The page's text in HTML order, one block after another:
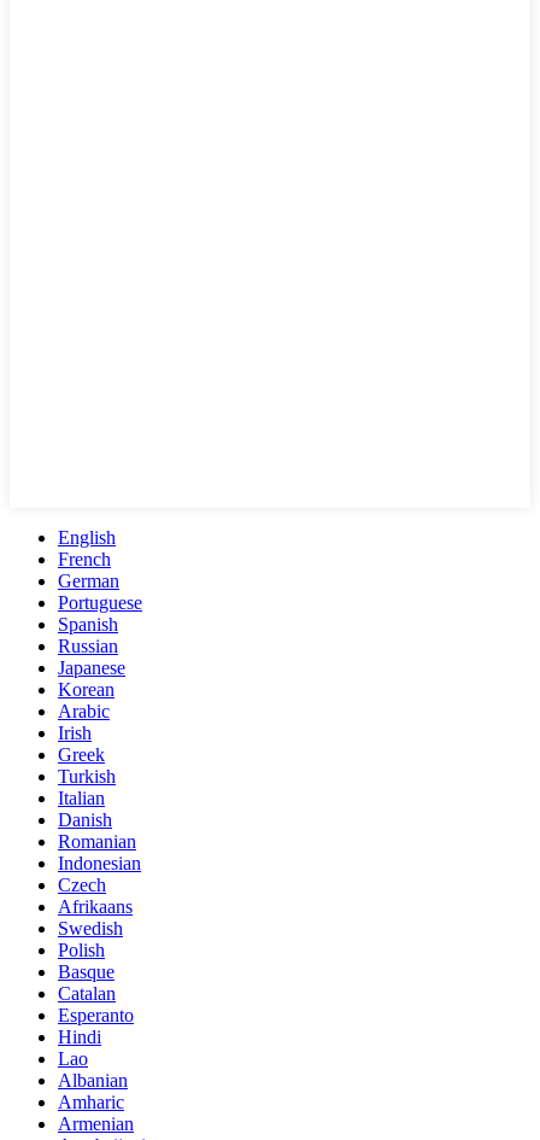
English
French
German
Portuguese
Spanish
Russian
Japanese
Korean
Arabic
Irish
Greek
Turkish
Italian
Danish
Romanian
Indonesian
Czech
Afrikaans
Swedish
Polish
Basque
Catalan
Esperanto
Hindi
Lao
Albanian
Amharic
Armenian